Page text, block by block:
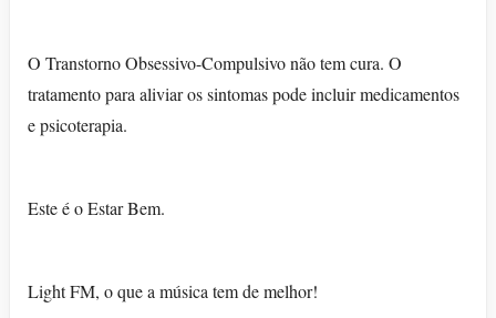
O Transtorno Obsessivo-Compulsivo não tem cura. O
tratamento para aliviar os sintomas pode incluir medicamentos
e psicoterapia.
Este é o Estar Bem.
Light FM, o que a música tem de melhor!